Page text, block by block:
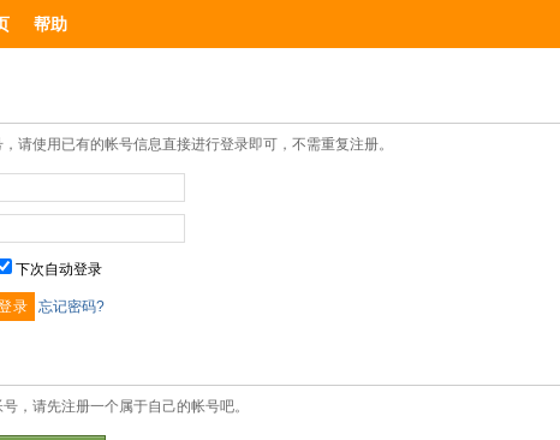
帮助
请使用已有的帐号信息直接进行登录即可，不需重复注册。
下次自动登录
忘记密码?
，请先注册一个属于自己的帐号吧。